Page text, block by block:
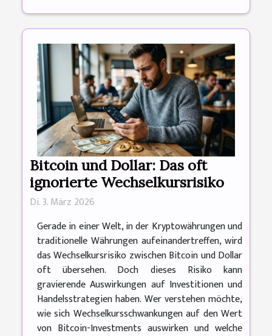
Bitcoin und Dollar: Das oft
ignorierte Wechselkursrisiko
Di. 3. März 2026
Gerade in einer Welt, in der Kryptowährungen und
traditionelle Währungen aufeinandertreffen, wird
das Wechselkursrisiko zwischen Bitcoin und Dollar
oft übersehen. Doch dieses Risiko kann
gravierende Auswirkungen auf Investitionen und
Handelsstrategien haben. Wer verstehen möchte,
wie sich Wechselkursschwankungen auf den Wert
von Bitcoin-Investments auswirken und welche